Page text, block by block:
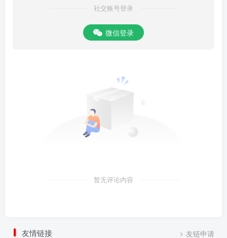
社交账号登录
微信登录
暂无评论内容
友情链接 友链申请